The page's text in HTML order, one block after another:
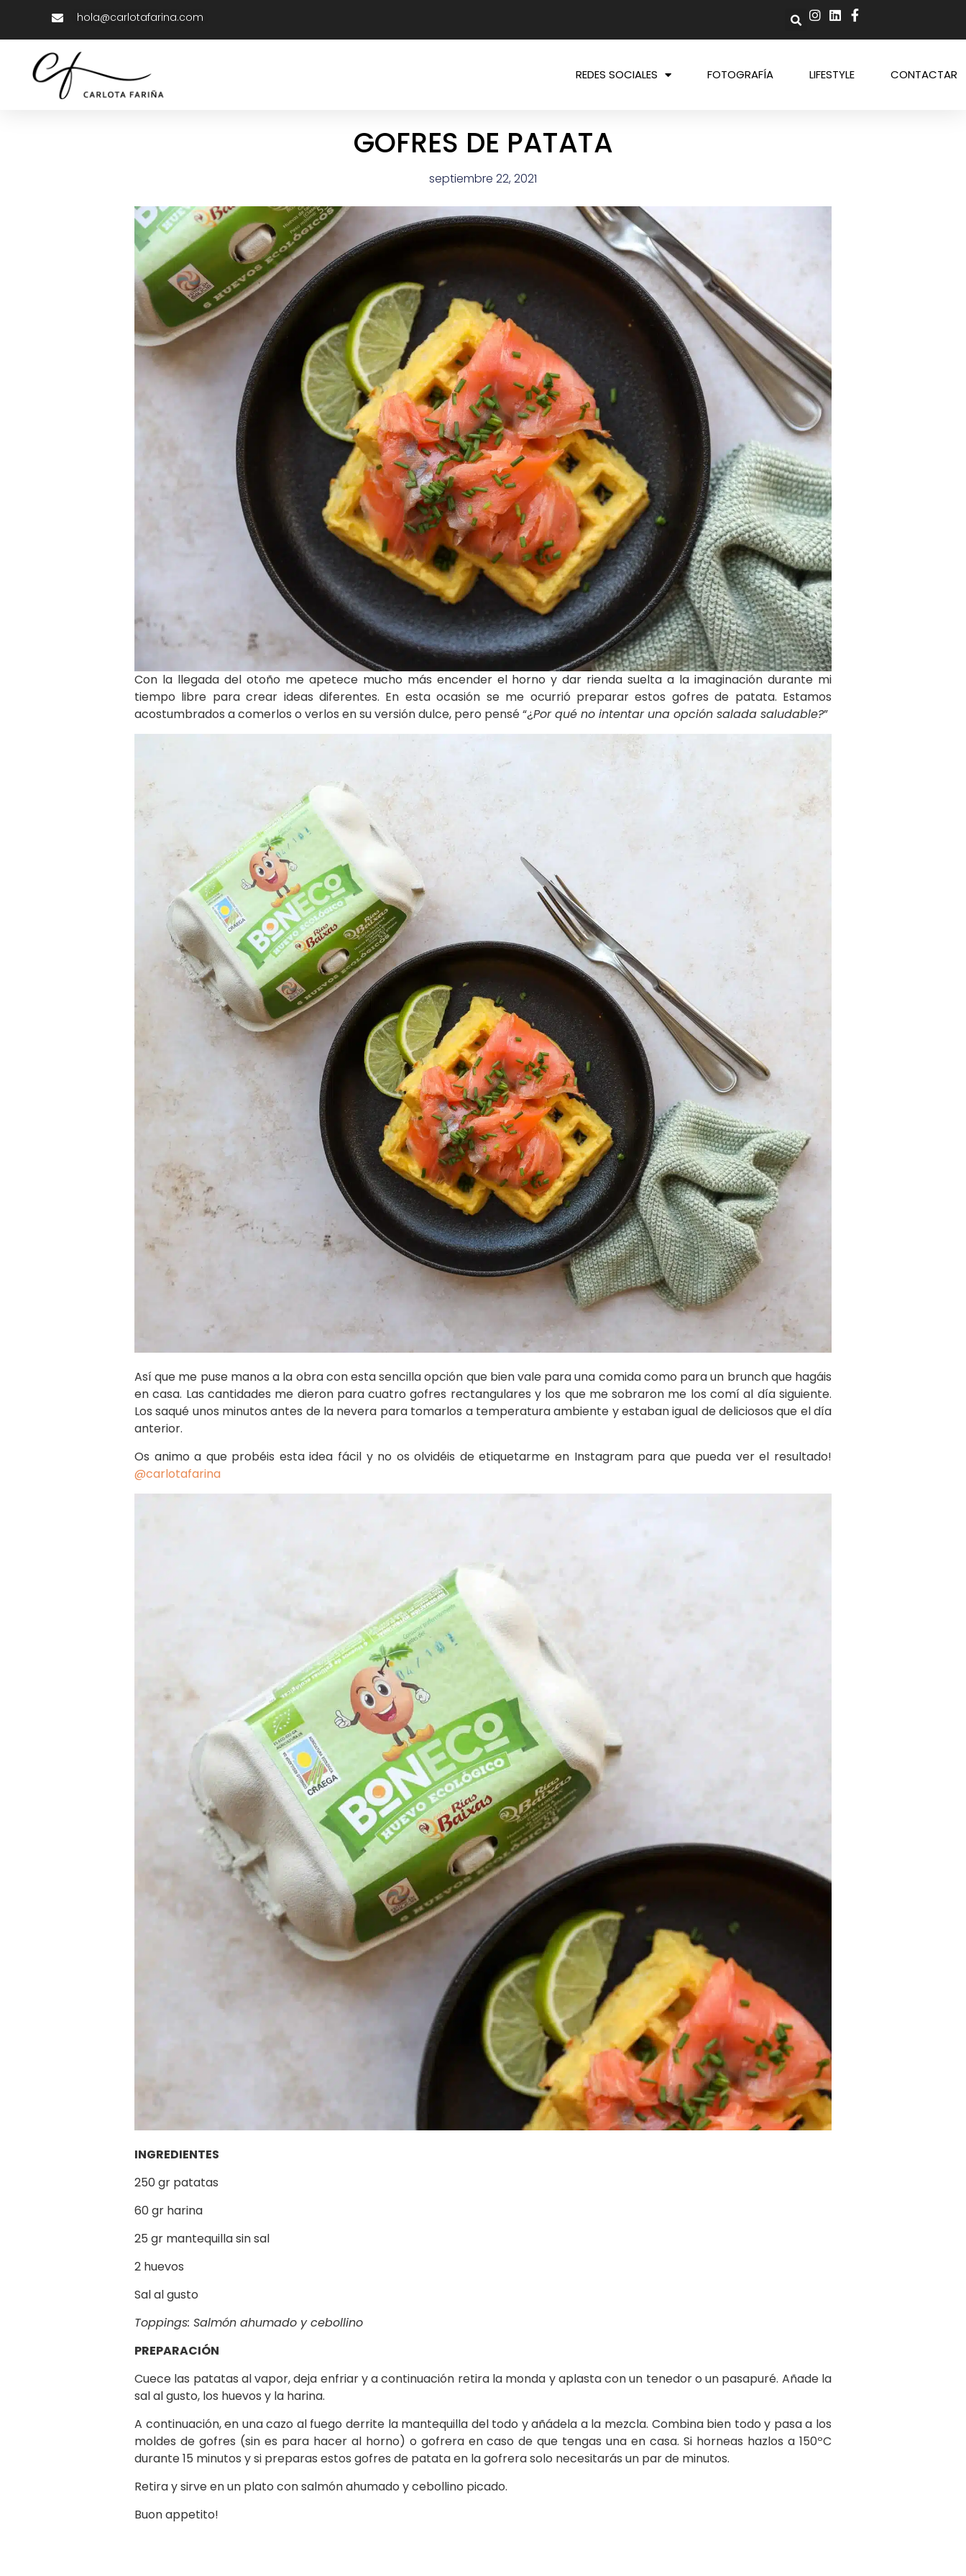
hola@carlotafarina.com
REDES SOCIALES FOTOGRAFÍA LIFESTYLE CONTACTAR
GOFRES DE PATATA
septiembre 22, 2021
Con la llegada del otoño me apetece mucho más encender el horno y dar rienda suelta a la imaginación durante mi
tiempo libre para crear ideas diferentes. En esta ocasión se me ocurrió preparar estos gofres de patata. Estamos
acostumbrados a comerlos o verlos en su versión dulce, pero pensé “¿Por qué no intentar una opción salada saludable?”
Así que me puse manos a la obra con esta sencilla opción que bien vale para una comida como para un brunch que hagáis
en casa. Las cantidades me dieron para cuatro gofres rectangulares y los que me sobraron me los comí al día siguiente.
Los saqué unos minutos antes de la nevera para tomarlos a temperatura ambiente y estaban igual de deliciosos que el día
anterior.
Os animo a que probéis esta idea fácil y no os olvidéis de etiquetarme en Instagram para que pueda ver el resultado!
@carlotafarina
INGREDIENTES
250 gr patatas
60 gr harina
25 gr mantequilla sin sal
2 huevos
Sal al gusto
Toppings: Salmón ahumado y cebollino
PREPARACIÓN
Cuece las patatas al vapor, deja enfriar y a continuación retira la monda y aplasta con un tenedor o un pasapuré. Añade la
sal al gusto, los huevos y la harina.
A continuación, en una cazo al fuego derrite la mantequilla del todo y añádela a la mezcla. Combina bien todo y pasa a los
moldes de gofres (sin es para hacer al horno) o gofrera en caso de que tengas una en casa. Si horneas hazlos a 150ºC
durante 15 minutos y si preparas estos gofres de patata en la gofrera solo necesitarás un par de minutos.
Retira y sirve en un plato con salmón ahumado y cebollino picado.
Buon appetito!